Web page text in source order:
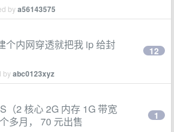
bya56143575
个内网穿透就把我 ip 给封
byabc0123xyz
12
（2 核心 2G 内存 1G 带宽
多月， 70 元出售
1